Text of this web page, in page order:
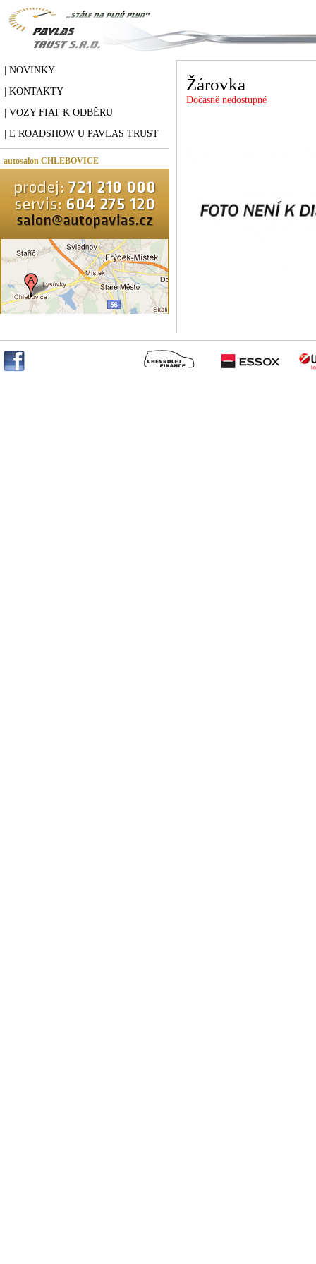
| NOVINKY
| KONTAKTY
| VOZY FIAT K ODBĚRU
| E ROADSHOW U PAVLAS TRUST
autosalon CHLEBOVICE
Žárovka
Dočasně nedostupné